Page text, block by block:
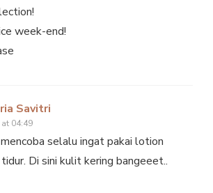
week-end!
Savitri
04:49
selalu ingat pakai lotion
Di sini kulit kering bangeeet..